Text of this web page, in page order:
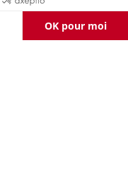
OK pour moi